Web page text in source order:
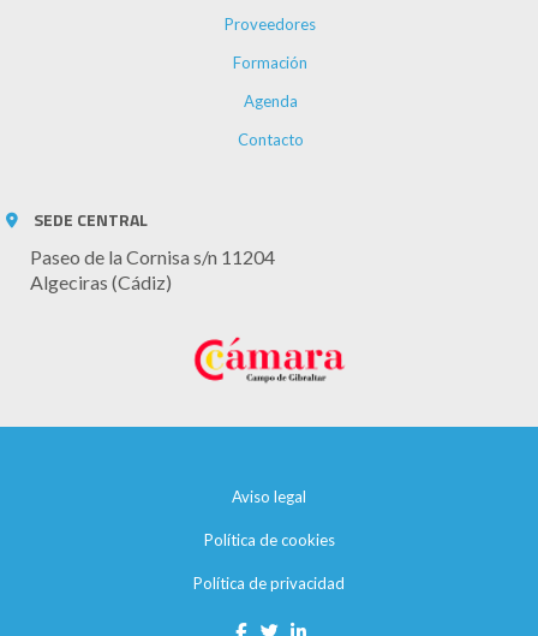
Proveedores
Formación
Agenda
Contacto
SEDE CENTRAL
Paseo de la Cornisa s/n 11204
Algeciras (Cádiz)
Aviso legal
Política de cookies
Política de privacidad